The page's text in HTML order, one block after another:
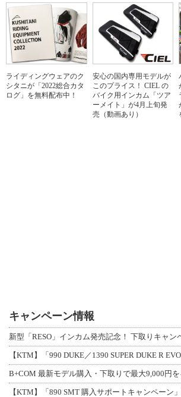
ライディングウェアのク
シタニが「2022総合カタ
ログ」を無料配布中！
安心の国内専用モデルが
このプライス！ CIEL の
バイク用インカム「ツア
ーメイト」が4月上旬発
売（動画あり）
キャンペーン情報
【KTM】「990 DUKE／1390 SUPER DUKE R
【KTM】「890 SMT 購入サポートキャンペーン